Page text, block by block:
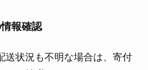
報確認
送状況も不明な場合は、寄付